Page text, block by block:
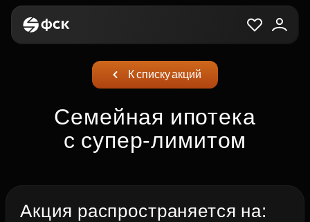
К списку акций
Семейная ипотека
с супер‑лимитом
Акция распространяется на: